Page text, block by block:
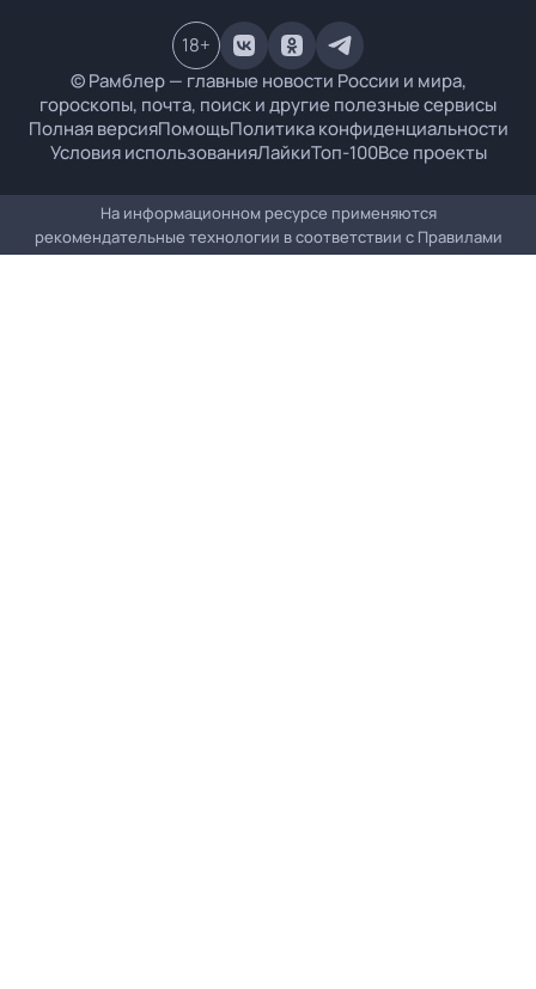
© Рамблер — главные новости России и мира,
гороскопы, почта, поиск и другие полезные сервисы
Полная версияПомощьПолитика конфиденциальности
Условия использованияЛайкиТоп-100Все проекты
18+
На информационном ресурсе применяются
рекомендательные технологии в соответствии с Правилами